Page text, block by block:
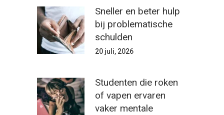
Sneller en beter hulp
bij problematische
schulden
20 juli, 2026
Studenten die roken
of vapen ervaren
vaker mentale